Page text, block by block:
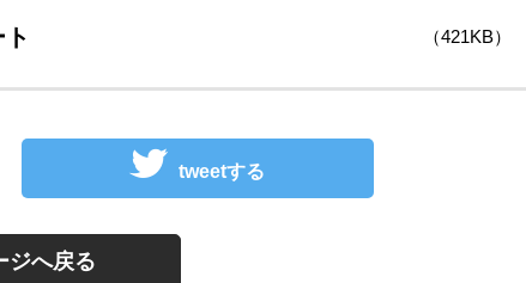
（421KB）
tweetする
ジへ戻る